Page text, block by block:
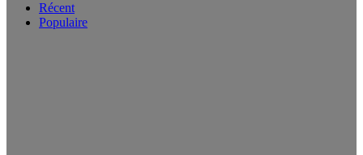
Récent
Populaire